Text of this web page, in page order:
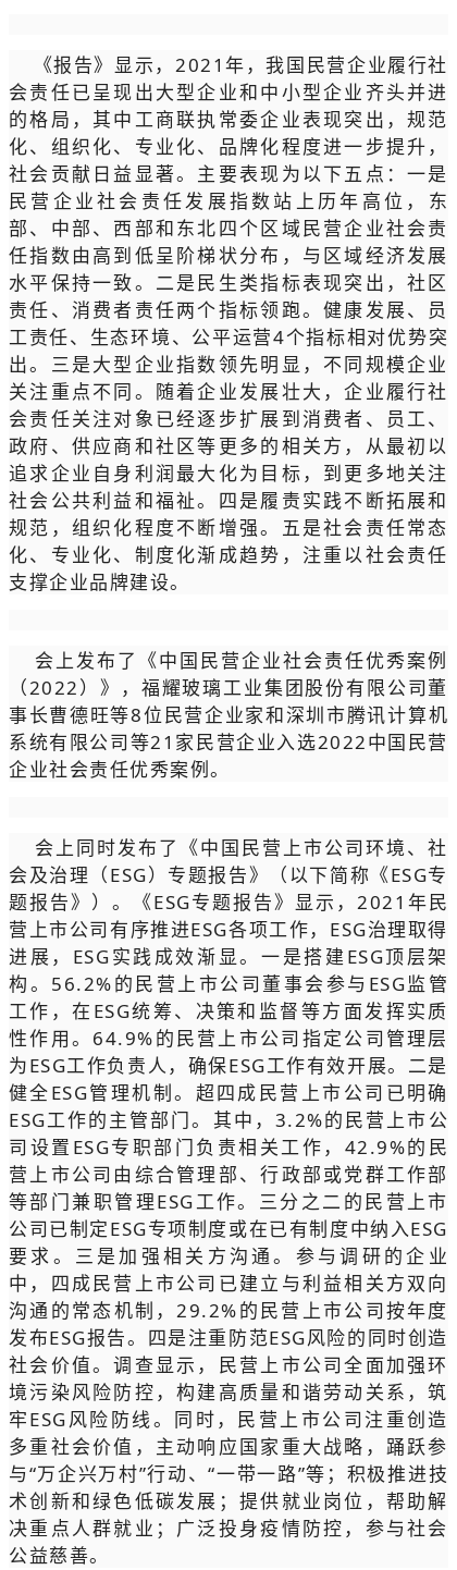
《报告》显示，2021年，我国民营企业履行社
会责任已呈现出大型企业和中小型企业齐头并进
的格局，其中工商联执常委企业表现突出，规范
化、组织化、专业化、品牌化程度进一步提升，
社会贡献日益显著。主要表现为以下五点：一是
民营企业社会责任发展指数站上历年高位，东
部、中部、西部和东北四个区域民营企业社会责
任指数由高到低呈阶梯状分布，与区域经济发展
水平保持一致。二是民生类指标表现突出，社区
责任、消费者责任两个指标领跑。健康发展、员
工责任、生态环境、公平运营4个指标相对优势突
出。三是大型企业指数领先明显，不同规模企业
关注重点不同。随着企业发展壮大，企业履行社
会责任关注对象已经逐步扩展到消费者、员工、
政府、供应商和社区等更多的相关方，从最初以
追求企业自身利润最大化为目标，到更多地关注
社会公共利益和福祉。四是履责实践不断拓展和
规范，组织化程度不断增强。五是社会责任常态
化、专业化、制度化渐成趋势，注重以社会责任
支撑企业品牌建设。
会上发布了《中国民营企业社会责任优秀案例
（2022）》，福耀玻璃工业集团股份有限公司董
事长曹德旺等8位民营企业家和深圳市腾讯计算机
系统有限公司等21家民营企业入选2022中国民营
企业社会责任优秀案例。
会上同时发布了《中国民营上市公司环境、社
会及治理（ESG）专题报告》（以下简称《ESG专
题报告》）。《ESG专题报告》显示，2021年民
营上市公司有序推进ESG各项工作，ESG治理取得
进展，ESG实践成效渐显。一是搭建ESG顶层架
构。56.2%的民营上市公司董事会参与ESG监管
工作，在ESG统筹、决策和监督等方面发挥实质
性作用。64.9%的民营上市公司指定公司管理层
为ESG工作负责人，确保ESG工作有效开展。二是
健全ESG管理机制。超四成民营上市公司已明确
ESG工作的主管部门。其中，3.2%的民营上市公
司设置ESG专职部门负责相关工作，42.9%的民
营上市公司由综合管理部、行政部或党群工作部
等部门兼职管理ESG工作。三分之二的民营上市
公司已制定ESG专项制度或在已有制度中纳入ESG
要求。三是加强相关方沟通。参与调研的企业
中，四成民营上市公司已建立与利益相关方双向
沟通的常态机制，29.2%的民营上市公司按年度
发布ESG报告。四是注重防范ESG风险的同时创造
社会价值。调查显示，民营上市公司全面加强环
境污染风险防控，构建高质量和谐劳动关系，筑
牢ESG风险防线。同时，民营上市公司注重创造
多重社会价值，主动响应国家重大战略，踊跃参
与“万企兴万村”行动、“一带一路”等；积极推进技
术创新和绿色低碳发展；提供就业岗位，帮助解
决重点人群就业；广泛投身疫情防控，参与社会
公益慈善。